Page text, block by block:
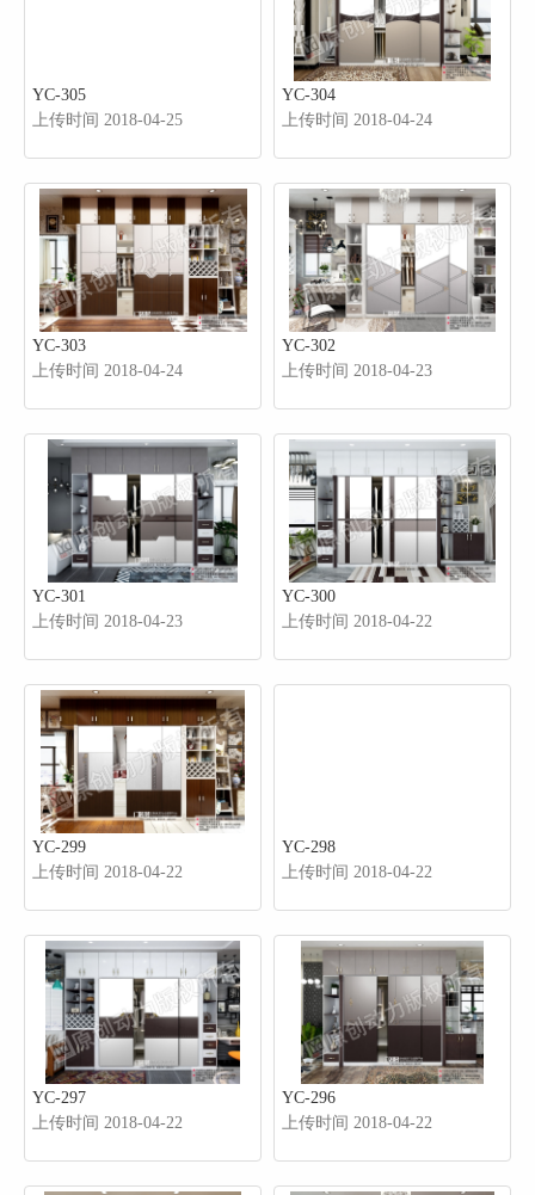
YC-305
上传时间 2018-04-25
YC-304
上传时间 2018-04-24
YC-303
上传时间 2018-04-24
YC-302
上传时间 2018-04-23
YC-301
上传时间 2018-04-23
YC-300
上传时间 2018-04-22
YC-299
上传时间 2018-04-22
YC-298
上传时间 2018-04-22
YC-297
上传时间 2018-04-22
YC-296
上传时间 2018-04-22